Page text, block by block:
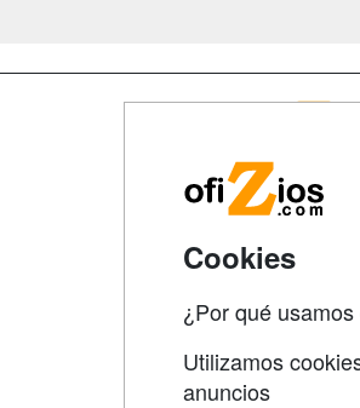
Cookies
¿Por qué
Utilizamos
anuncios